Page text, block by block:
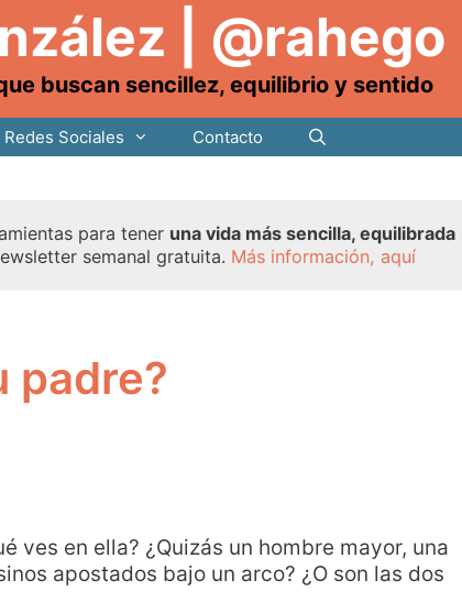
| @rahego
buscan sencillez, equilibrio y sentido
Redes Sociales Contacto
para tener una vida más sencilla, equilibrada
semanal gratuita. Más información, aquí
padre?
ves en ella? ¿Quizás un hombre mayor, una
apostados bajo un arco? ¿O son las dos